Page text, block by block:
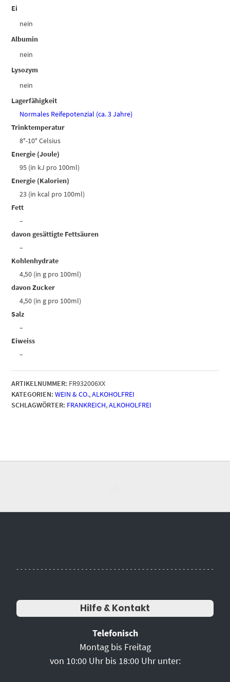
Ei
nein
Albumin
nein
Lysozym
nein
Lagerfähigkeit
Normales Reifepotenzial (ca. 3 Jahre)
Trinktemperatur
8°-10° Celsius
Energie (Joule)
95 (in kJ pro 100ml)
Energie (Kalorien)
23 (in kcal pro 100ml)
Fett
–
davon gesättigte Fettsäuren
–
Kohlenhydrate
4,50 (in g pro 100ml)
davon Zucker
4,50 (in g pro 100ml)
Salz
–
Eiweiss
–
ARTIKELNUMMER: FR932006XX
KATEGORIEN: WEIN & CO.,ALKOHOLFREI
SCHLAGWÖRTER: FRANKREICH,ALKOHOLFREI
Hilfe & Kontakt
Telefonisch
Montag bis Freitag
von 10:00 Uhr bis 18:00 Uhr unter: